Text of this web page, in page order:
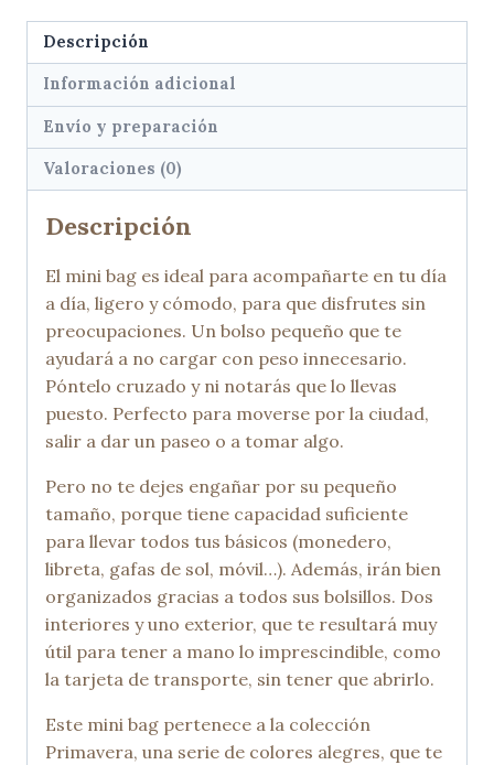
Descripción
Información adicional
Envío y preparación
Valoraciones (0)
Descripción
El mini bag es ideal para acompañarte en tu día
a día, ligero y cómodo, para que disfrutes sin
preocupaciones. Un bolso pequeño que te
ayudará a no cargar con peso innecesario.
Póntelo cruzado y ni notarás que lo llevas
puesto. Perfecto para moverse por la ciudad,
salir a dar un paseo o a tomar algo.
Pero no te dejes engañar por su pequeño
tamaño, porque tiene capacidad suficiente
para llevar todos tus básicos (monedero,
libreta, gafas de sol, móvil…). Además, irán bien
organizados gracias a todos sus bolsillos. Dos
interiores y uno exterior, que te resultará muy
útil para tener a mano lo imprescindible, como
la tarjeta de transporte, sin tener que abrirlo.
Este mini bag pertenece a la colección
Primavera, una serie de colores alegres, que te